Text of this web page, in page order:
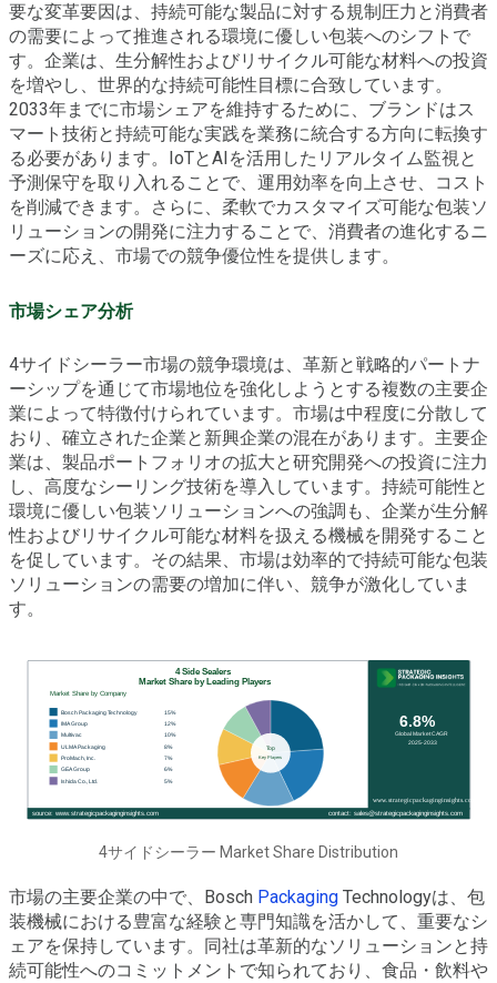
要な変革要因は、持続可能な製品に対する規制圧力と消費者
の需要によって推進される環境に優しい包装へのシフトで
す。企業は、生分解性およびリサイクル可能な材料への投資
を増やし、世界的な持続可能性目標に合致しています。
2033年までに市場シェアを維持するために、ブランドはス
マート技術と持続可能な実践を業務に統合する方向に転換す
る必要があります。IoTとAIを活用したリアルタイム監視と
予測保守を取り入れることで、運用効率を向上させ、コスト
を削減できます。さらに、柔軟でカスタマイズ可能な包装ソ
リューションの開発に注力することで、消費者の進化するニ
ーズに応え、市場での競争優位性を提供します。
市場シェア分析
4サイドシーラー市場の競争環境は、革新と戦略的パートナ
ーシップを通じて市場地位を強化しようとする複数の主要企
業によって特徴付けられています。市場は中程度に分散して
おり、確立された企業と新興企業の混在があります。主要企
業は、製品ポートフォリオの拡大と研究開発への投資に注力
し、高度なシーリング技術を導入しています。持続可能性と
環境に優しい包装ソリューションへの強調も、企業が生分解
性およびリサイクル可能な材料を扱える機械を開発すること
を促しています。その結果、市場は効率的で持続可能な包装
ソリューションの需要の増加に伴い、競争が激化していま
す。
4サイドシーラー Market Share Distribution
市場の主要企業の中で、Bosch Packaging Technologyは、包
装機械における豊富な経験と専門知識を活かして、重要なシ
ェアを保持しています。同社は革新的なソリューションと持
続可能性へのコミットメントで知られており、食品・飲料や